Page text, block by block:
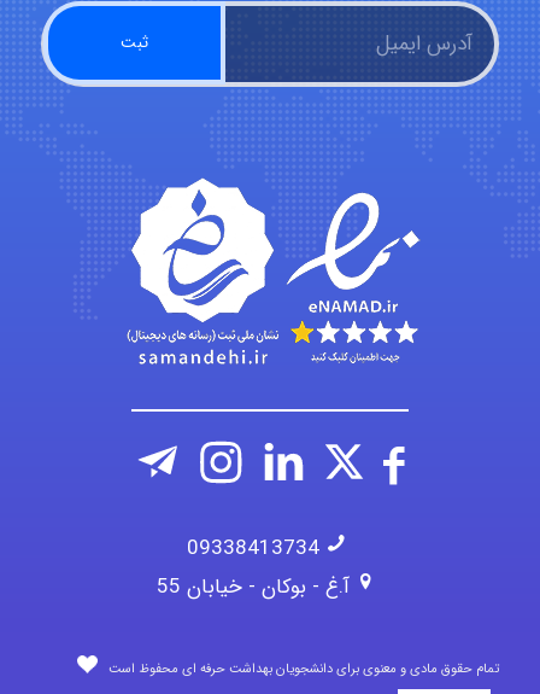
Iman Hosseini
Chehri
roya_boostani
09338413734
آ.غ - بوکان - خیابان 55
تمام حقوق مادی و معنوی برای دانشجویان بهداشت حرفه ای محفوظ است